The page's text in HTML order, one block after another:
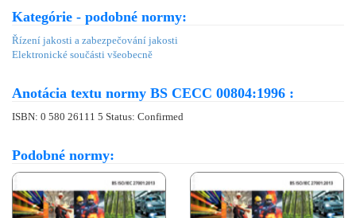
Kategórie - podobné normy:
Řízení jakosti a zabezpečování jakosti
Elektronické součásti všeobecně
Anotácia textu normy BS CECC 00804:1996 :
ISBN: 0 580 26111 5 Status: Confirmed
Podobné normy: